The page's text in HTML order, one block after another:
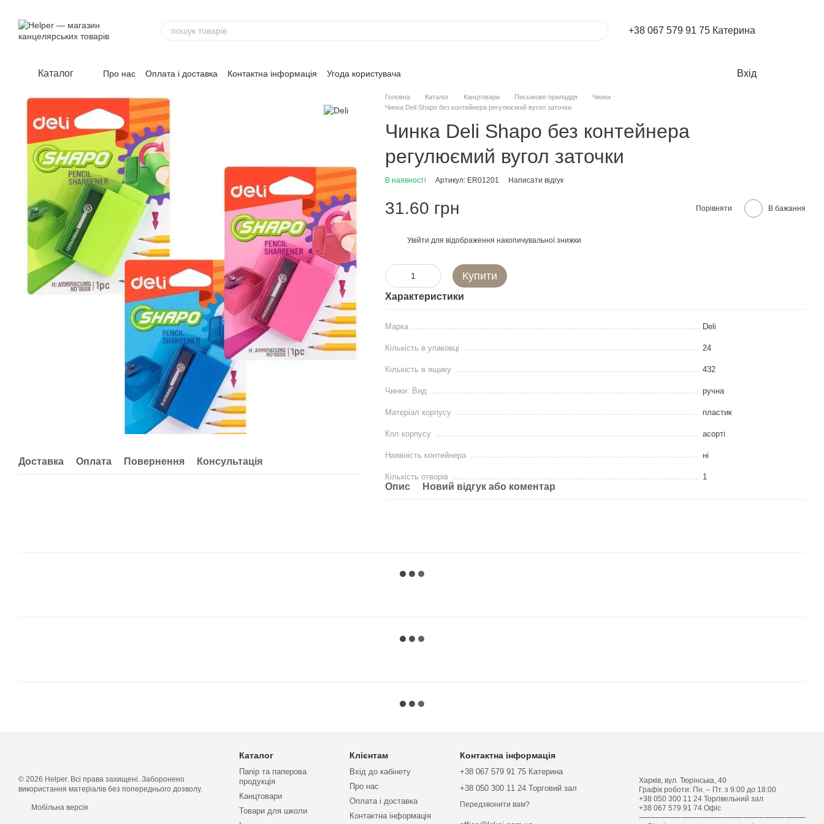
+38 067 579 91 75 Катерина
Каталог Про нас Оплата і доставка Контактна інформація Угода користувача Вхід
Доставка Оплата Повернення Консультація
Головна Каталог Канцтовари Письмове приладдя
Чинки
Чинка Deli Shapo без контейнера регулюємий вугол заточки
Чинка Deli Shapo без контейнера
регулюємий вугол заточки
В наявності Артикул: ER01201 Написати відгук
31.60 грн Порівняти В бажання
Увійти для відображення накопичувальної знижки
Купити
Характеристики
Марка Deli
Кількість в упаковці 24
Кількість в ящику 432
Чинки: Вид ручна
Матеріал корпусу пластик
Кол корпусу асорті
Наявність контейнера ні
Кількість отворів 1
Опис Новий відгук або коментар
© 2026 Helper. Всі права захищені. Заборонено
використання матеріалів без попереднього дозволу.
Мобільна версія
Каталог
Папір та паперова
продукція
Канцтовари
Товари для школи
Клієнтам
Вхід до кабінету
Про нас
Оплата і доставка
Контактна інформація
Контактна інформація
+38 067 579 91 75 Катерина
+38 050 300 11 24 Торговий зал
Передзвонити вам?
Харків, вул. Тюрінська, 40
Графік роботи: Пн. – Пт. з 9:00 до 18:00
+38 050 300 11 24 Торгівельний зал
+38 067 579 91 74 Офіс
⸻⸻⸻⸻⸻⸻⸻⸻